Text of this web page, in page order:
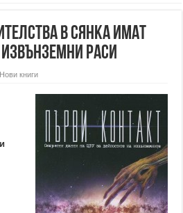
в сянка имат
раси
Нови книги